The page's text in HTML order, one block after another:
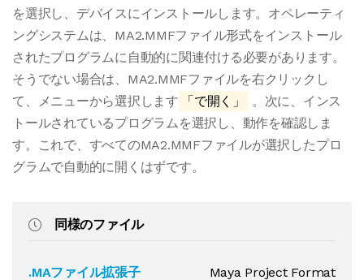
を選択し、デバイスにインストールします。オペレーティ
ングシステムは、MA2.MMFファイル形式をインストール
されたプログラムに自動的に関連付ける必要があります。
そうでない場合は、MA2.MMFファイルを右クリックし
て、メニューから選択します
「で開く」
。次に、インス
トールされているプログラムを選択し、動作を確認しま
す。これで、すべてのMA2.MMFファイルが選択したプロ
グラムで自動的に開くはずです。
同様のファイル
.MAファイル拡張子
Maya Project Format